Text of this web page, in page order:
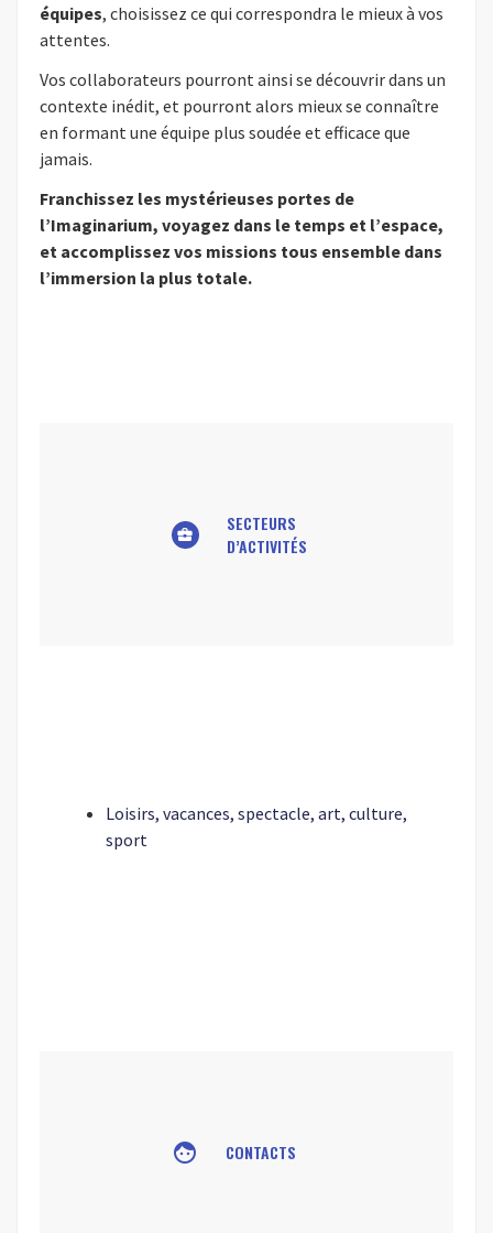
équipes, choisissez ce qui correspondra le mieux à vos
attentes.
Vos collaborateurs pourront ainsi se découvrir dans un
contexte inédit, et pourront alors mieux se connaître
en formant une équipe plus soudée et efficace que
jamais.
Franchissez les mystérieuses portes de
l’Imaginarium, voyagez dans le temps et l’espace,
et accomplissez vos missions tous ensemble dans
l’immersion la plus totale.
business_center
SECTEURS
D’ACTIVITÉS
Loisirs, vacances, spectacle, art, culture,
sport
face CONTACTS